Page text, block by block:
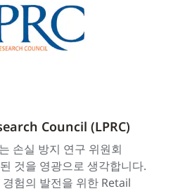
Council (LPRC)
손실 방지 연구 위원회
것을 영광으로 생각합니다.
험의 발전을 위한 Retail